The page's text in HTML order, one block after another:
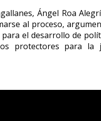
Ángel Roa
al proceso,
el desarrollo de
protectores para la